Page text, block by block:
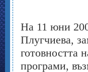
На 11 юни
Плугчиева,
готовността
програми,